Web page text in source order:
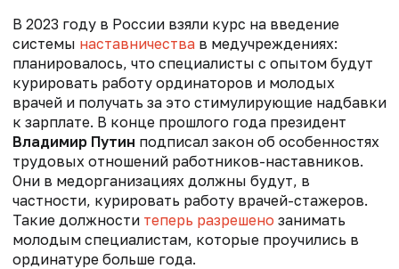
В 2023 году в России взяли курс на введение
системы наставничества в медучреждениях:
планировалось, что специалисты с опытом будут
курировать работу ординаторов и молодых
врачей и получать за это стимулирующие надбавки
к зарплате. В конце прошлого года президент
Владимир Путин подписал закон об особенностях
трудовых отношений работников-наставников.
Они в медорганизациях должны будут, в
частности, курировать работу врачей-стажеров.
Такие должности теперь разрешено занимать
молодым специалистам, которые проучились в
ординатуре больше года.